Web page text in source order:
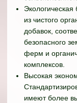
Экологическая
из чистого
добавок,
безопасного
ферм и
комплексов.
Высокая
имеют более